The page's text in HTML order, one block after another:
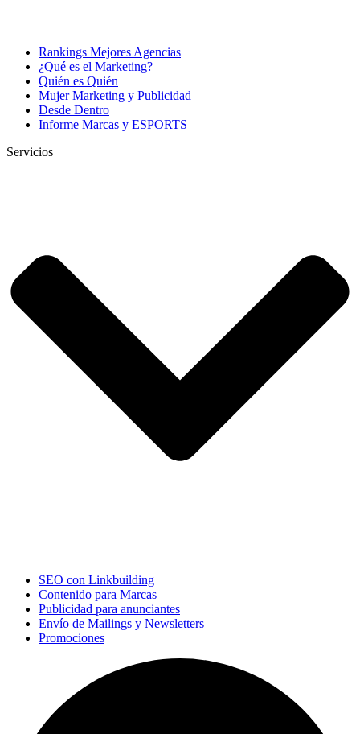
Rankings Mejores Agencias
¿Qué es el Marketing?
Quién es Quién
Mujer Marketing y Publicidad
Desde Dentro
Informe Marcas y ESPORTS
Servicios
SEO con Linkbuilding
Contenido para Marcas
Publicidad para anunciantes
Envío de Mailings y Newsletters
Promociones